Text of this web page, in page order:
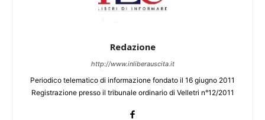
Redazione
http://www.inliberauscita.it
Periodico telematico di informazione fondato il 16 giugno 2011
Registrazione presso il tribunale ordinario di Velletri n°12/2011